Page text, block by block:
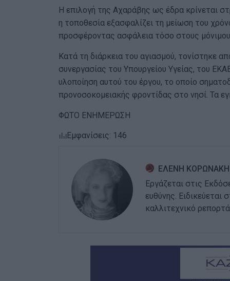
Η επιλογή της Αχαράβης ως έδρα κρίνεται
η τοποθεσία εξασφαλίζει τη μείωση του
προσφέροντας ασφάλεια τόσο στους
Κατά τη διάρκεια του αγιασμού, τονίστηκε
συνεργασίας του Υπουργείου Υγείας, του
υλοποίηση αυτού του έργου, το οποίο
προνοσοκομειακής φροντίδας στο νησί. Τα
ΦΩΤΟ ΕΝΗΜΕΡΩΣΗ
Εμφανίσεις: 146
ΕΛΕΝΗ ΚΟΡΩΝΑΚΗ
Εργάζεται στις
ευθύνης. Ειδικεύεται
καλλιτεχνικό